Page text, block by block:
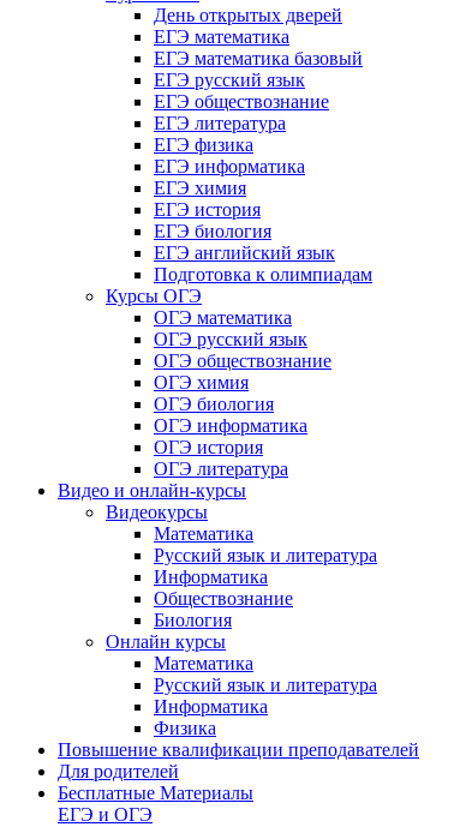
День открытых дверей
ЕГЭ математика
ЕГЭ математика базовый
ЕГЭ русский язык
ЕГЭ обществознание
ЕГЭ литература
ЕГЭ физика
ЕГЭ информатика
ЕГЭ химия
ЕГЭ история
ЕГЭ биология
ЕГЭ английский язык
Подготовка к олимпиадам
Курсы ОГЭ
ОГЭ математика
ОГЭ русский язык
ОГЭ обществознание
ОГЭ химия
ОГЭ биология
ОГЭ информатика
ОГЭ история
ОГЭ литература
Видео и онлайн-курсы
Видеокурсы
Математика
Русский язык и литература
Информатика
Обществознание
Биология
Онлайн курсы
Математика
Русский язык и литература
Информатика
Физика
Повышение квалификации преподавателей
Для родителей
Бесплатные Материалы
ЕГЭ и ОГЭ